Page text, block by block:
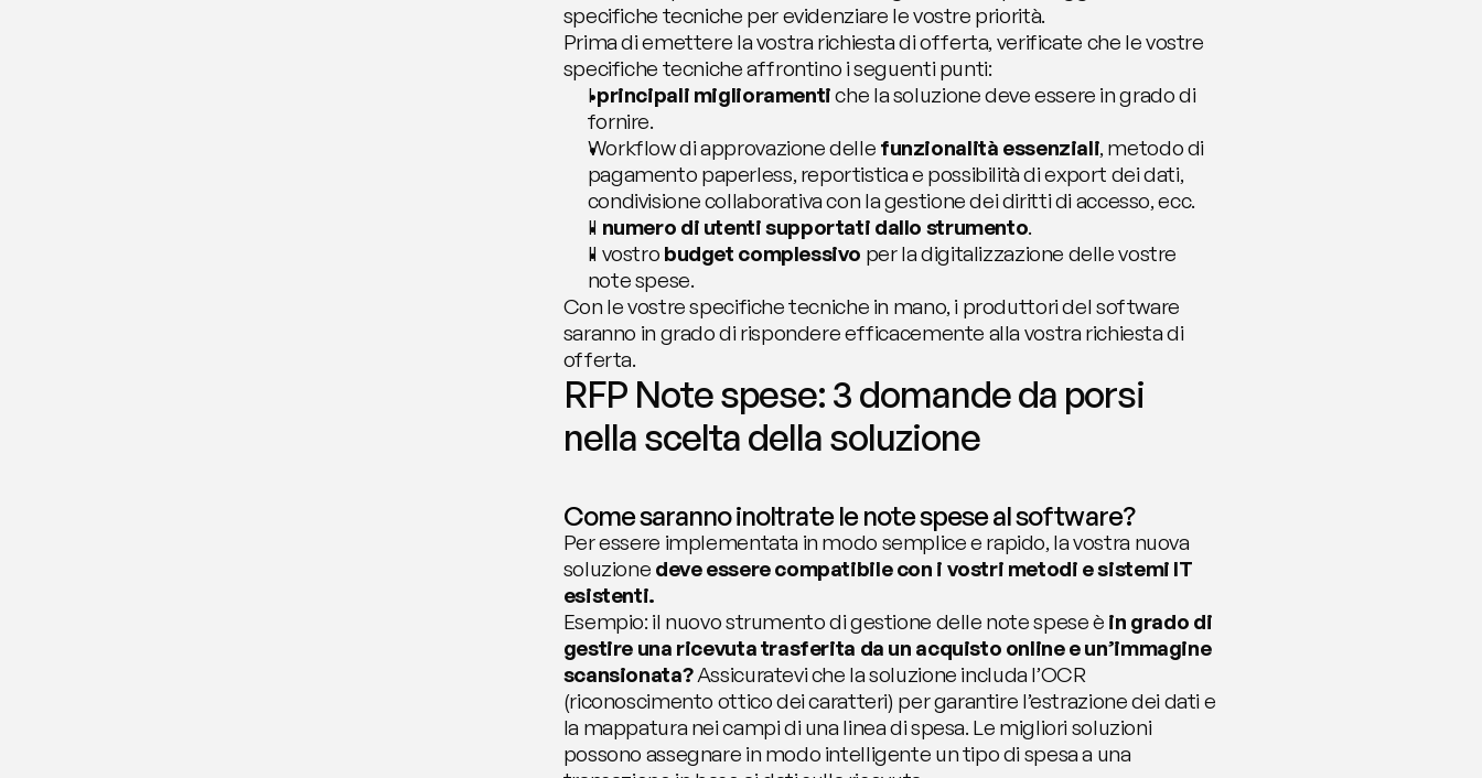
specifiche tecniche per evidenziare le vostre priorità.
Prima di emettere la vostra richiesta di offerta, verificate che le vostre
specifiche tecniche affrontino i seguenti punti:
I principali miglioramenti che la soluzione deve essere in grado di
fornire.
Workflow di approvazione delle funzionalità essenziali, metodo di
pagamento paperless, reportistica e possibilità di export dei dati,
condivisione collaborativa con la gestione dei diritti di accesso, ecc.
Il numero di utenti supportati dallo strumento.
Il vostro budget complessivo per la digitalizzazione delle vostre
note spese.
Con le vostre specifiche tecniche in mano, i produttori del software
saranno in grado di rispondere efficacemente alla vostra richiesta di
offerta.
RFP Note spese: 3 domande da porsi
nella scelta della soluzione
Come saranno inoltrate le note spese al software?
Per essere implementata in modo semplice e rapido, la vostra nuova
soluzione deve essere compatibile con i vostri metodi e sistemi IT
esistenti.
Esempio: il nuovo strumento di gestione delle note spese è in grado di
gestire una ricevuta trasferita da un acquisto online e un’immagine
scansionata? Assicuratevi che la soluzione includa l’OCR
(riconoscimento ottico dei caratteri) per garantire l’estrazione dei dati e
la mappatura nei campi di una linea di spesa. Le migliori soluzioni
possono assegnare in modo intelligente un tipo di spesa a una